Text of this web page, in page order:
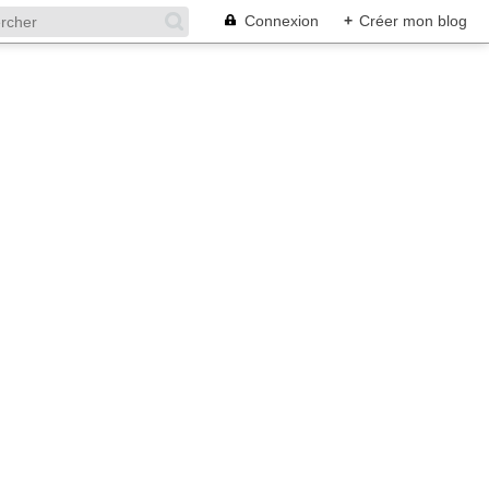
Connexion + Créer mon blog